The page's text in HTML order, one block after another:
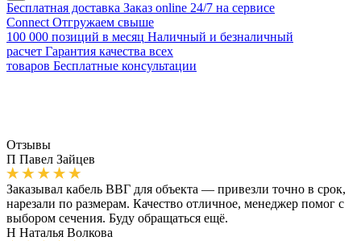
Бесплатная доставка Заказ online 24/7 на сервисе
Connect Отгружаем свыше
100 000 позиций в месяц Наличный и безналичный
расчет Гарантия качества всех
товаров Бесплатные консультации
Отзывы
П Павел Зайцев
Заказывал кабель ВВГ для объекта — привезли точно в срок,
нарезали по размерам. Качество отличное, менеджер помог с
выбором сечения. Буду обращаться ещё.
Н Наталья Волкова